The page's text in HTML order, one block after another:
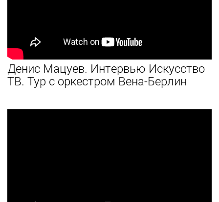
Денис Мацуев. Интервью Искусство
ТВ. Тур с оркестром Вена-Берлин